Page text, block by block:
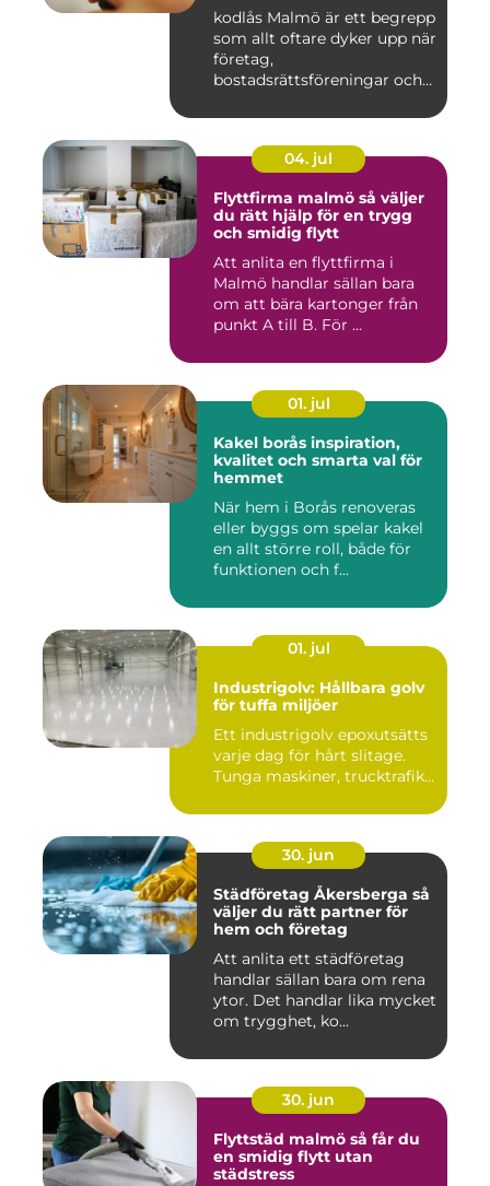
kodlås Malmö är ett begrepp
som allt oftare dyker upp när
företag,
bostadsrättsföreningar och
04. jul
Flyttfirma malmö så väljer
du rätt hjälp för en trygg
och smidig flytt
Att anlita en flyttfirma i
Malmö handlar sällan bara
om att bära kartonger från
punkt A till B. För ...
01. jul
Kakel borås inspiration,
kvalitet och smarta val för
hemmet
När hem i Borås renoveras
eller byggs om spelar kakel
en allt större roll, både för
funktionen och f...
01. jul
Industrigolv: Hållbara golv
för tuffa miljöer
Ett industrigolv epoxutsätts
varje dag för hårt slitage.
Tunga maskiner, trucktrafik...
30. jun
Städföretag Åkersberga så
väljer du rätt partner för
hem och företag
Att anlita ett städföretag
handlar sällan bara om rena
ytor. Det handlar lika mycket
om trygghet, ko...
30. jun
Flyttstäd malmö så får du
en smidig flytt utan
städstress